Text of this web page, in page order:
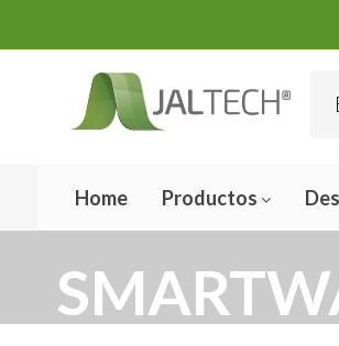
Home Productos